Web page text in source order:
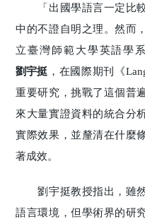
「出國學語言一定比較
中的不證自明之理。然而
立臺灣師範大學英語學
劉宇挺 ，在國際期刊《
重要研究，挑戰了這個普
來大量實證資料的統合分
實際效果，並釐清在什麼
著成效。
劉宇挺教授指出，雖然
語言環境，但學術界的研